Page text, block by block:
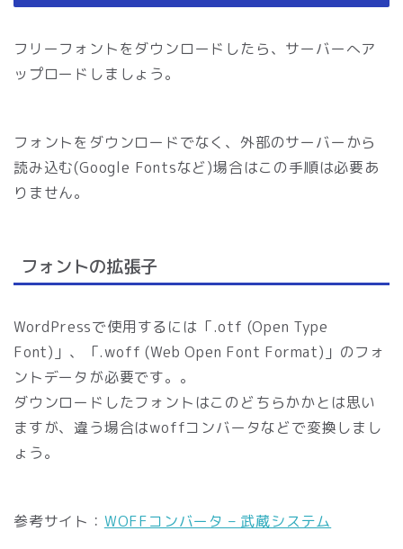
フリーフォントをダウンロードしたら、サーバーへア
ップロードしましょう。
フォントをダウンロードでなく、外部のサーバーから
読み込む(Google Fontsなど)場合はこの手順は必要あ
りません。
フォントの拡張子
WordPressで使用するには「.otf (Open Type
Font)」、「.woff (Web Open Font Format)」のフォ
ントデータが必要です。。
ダウンロードしたフォントはこのどちらかかとは思い
ますが、違う場合はwoffコンバータなどで変換しまし
ょう。
参考サイト： WOFFコンバータ – 武蔵システム